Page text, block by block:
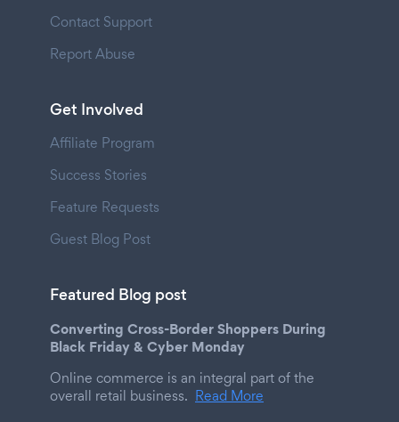
Contact Support
Report Abuse
Get Involved
Affiliate Program
Success Stories
Feature Requests
Guest Blog Post
Featured Blog post
Converting Cross-Border Shoppers During
Black Friday & Cyber Monday
Online commerce is an integral part of the
overall retail business. Read More